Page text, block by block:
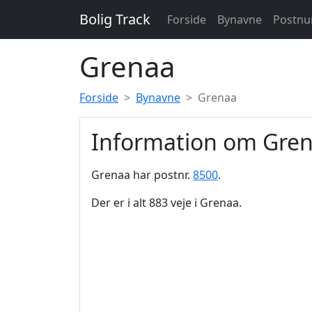
Bolig Track Forside Bynavne
Grenaa
Forside Bynavne Grenaa
Information om
Grenaa har postnr. 8500.
Der er i alt 883 veje i Grenaa.